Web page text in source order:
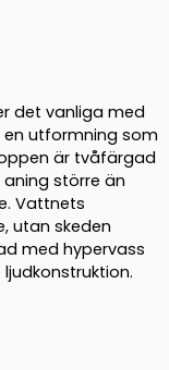
det vanliga med
en utformning som
är tvåfärgad
större än
Vattnets
utan skeden
med hypervass